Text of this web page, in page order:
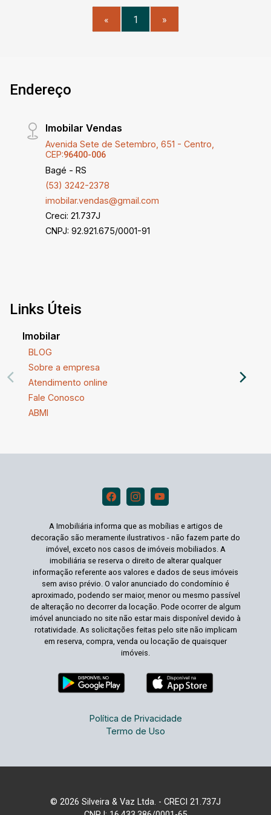
Entre em contato agora e agende sua visita para
conhecer pessoalmente cada detalhe deste
« 1 »
Endereço
Imobilar Vendas
Avenida Sete de Setembro, 651 - Centro,
CEP:96400-006
Bagé - RS
(53) 3242-2378
imobilar.vendas@gmail.com
Creci: 21.737J
CNPJ: 92.921.675/0001-91
Links Úteis
Imobilar
BLOG
Sobre a empresa
Atendimento online
Fale Conosco
ABMI
A Imobiliária informa que as mobílias e artigos de
decoração são meramente ilustrativos - não fazem parte do
imóvel, exceto nos casos de imóveis mobiliados. A
imobiliária se reserva o direito de alterar qualquer
informação referente aos valores e dados de seus imóveis
sem aviso prévio. O valor anunciado do condomínio é
aproximado, podendo ser maior, menor ou mesmo passível
de alteração no decorrer da locação. Pode ocorrer de algum
imóvel anunciado no site não estar mais disponível devido à
rotatividade. As solicitações feitas pelo site não implicam
em reserva, compra, venda ou locação de quaisquer
imóveis.
Política de Privacidade
Termo de Uso
© 2026 Silveira & Vaz Ltda. - CRECI 21.737J